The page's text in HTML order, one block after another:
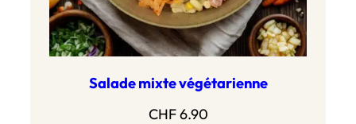
Salade mixte végétarienne
CHF6.90